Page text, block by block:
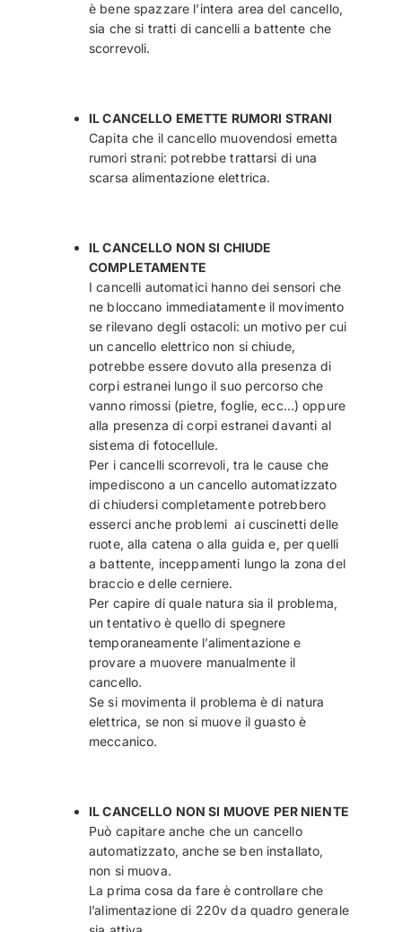
è bene spazzare l’intera area del cancello,
sia che si tratti di cancelli a battente che
scorrevoli.
IL CANCELLO EMETTE RUMORI STRANI
Capita che il cancello muovendosi emetta
rumori strani: potrebbe trattarsi di una
scarsa alimentazione elettrica.
IL CANCELLO NON SI CHIUDE
COMPLETAMENTE
I cancelli automatici hanno dei sensori che
ne bloccano immediatamente il movimento
se rilevano degli ostacoli: un motivo per cui
un cancello elettrico non si chiude,
potrebbe essere dovuto alla presenza di
corpi estranei lungo il suo percorso che
vanno rimossi (pietre, foglie, ecc…) oppure
alla presenza di corpi estranei davanti al
sistema di fotocellule.
Per i cancelli scorrevoli, tra le cause che
impediscono a un cancello automatizzato
di chiudersi completamente potrebbero
esserci anche problemi ai cuscinetti delle
ruote, alla catena o alla guida e, per quelli
a battente, inceppamenti lungo la zona del
braccio e delle cerniere.
Per capire di quale natura sia il problema,
un tentativo è quello di spegnere
temporaneamente l’alimentazione e
provare a muovere manualmente il
cancello.
Se si movimenta il problema è di natura
elettrica, se non si muove il guasto è
meccanico.
IL CANCELLO NON SI MUOVE PER NIENTE
Può capitare anche che un cancello
automatizzato, anche se ben installato,
non si muova.
La prima cosa da fare è controllare che
l’alimentazione di 220v da quadro generale